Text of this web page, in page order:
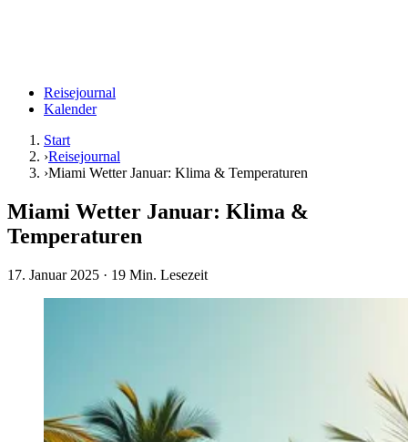
Reisejournal
Kalender
Start
›Reisejournal
›Miami Wetter Januar: Klima & Temperaturen
Miami Wetter Januar: Klima &
Temperaturen
17. Januar 2025 · 19 Min. Lesezeit